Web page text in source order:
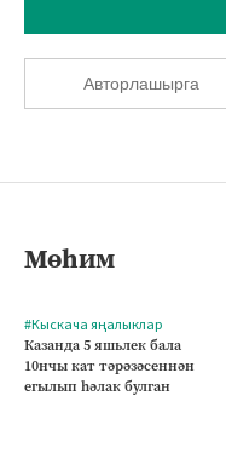
Авторлашырга
Мөһим
#Кыскача яңалыклар
Казанда 5 яшьлек бала
10нчы кат тәрәзәсеннән
егылып һәлак булган